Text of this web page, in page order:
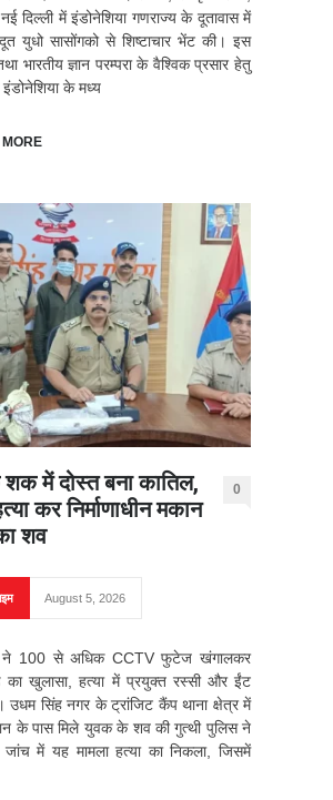
दिल्ली में इंडोनेशिया गणराज्य के दूतावास में
युधो सासोंगको से शिष्टाचार भेंट की। इस
भारतीय ज्ञान परम्परा के वैश्विक प्रसार हेतु
के मध्य
शक में दोस्त बना कातिल,
कर निर्माणाधीन मकान
शव
0
August 5, 2026
ने 100 से अधिक CCTV फुटेज खंगालकर
का खुलासा, हत्या में प्रयुक्त रस्सी और ईंट
उधम सिंह नगर के ट्रांजिट कैंप थाना क्षेत्र में
के पास मिले युवक के शव की गुत्थी पुलिस ने
में यह मामला हत्या का निकला, जिसमें